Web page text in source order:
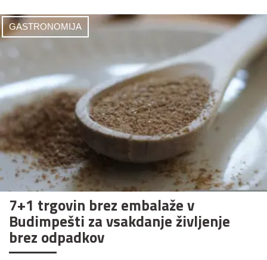
GASTRONOMIJA
7+1 trgovin brez embalaže v
Budimpešti za vsakdanje življenje
brez odpadkov